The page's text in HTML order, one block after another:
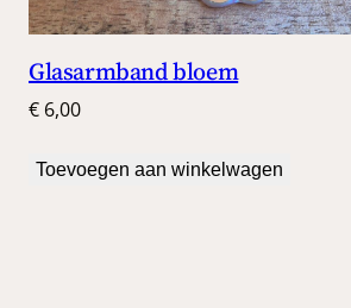
Glasarmband bloem
€ 6,00
Toevoegen aan winkelwagen